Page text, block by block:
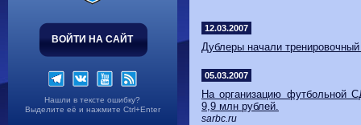
ВОЙТИ НА САЙТ
Нашли в тексте ошибку?
Выделите её и нажмите Ctrl+Enter
12.03.2007
Дублеры начали
05.03.2007
На организацию
9,9 млн рублей.
sarbc.ru